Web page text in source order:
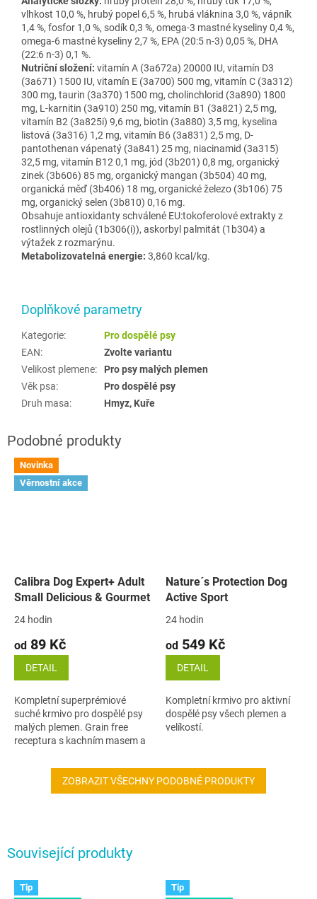
Související produkty
Tip
Tip
vlhkost 10,0 %, hrubý popel 6,5 %, hrubá vláknina 3,0 %, vápník
1,4 %, fosfor 1,0 %, sodík 0,3 %, omega-3 mastné kyseliny 0,4 %,
omega-6 mastné kyseliny 2,7 %, EPA (20:5 n-3) 0,05 %, DHA
(22:6 n-3) 0,1 %.
Nutriční složení: vitamín A (3a672a) 20000 IU, vitamín D3
(3a671) 1500 IU, vitamín E (3a700) 500 mg, vitamín C (3a312)
300 mg, taurin (3a370) 1500 mg, cholinchlorid (3a890) 1800
mg, L-karnitin (3a910) 250 mg, vitamín B1 (3a821) 2,5 mg,
vitamín B2 (3a825i) 9,6 mg, biotin (3a880) 3,5 mg, kyselina
listová (3a316) 1,2 mg, vitamín B6 (3a831) 2,5 mg, D-
pantothenan vápenatý (3a841) 25 mg, niacinamid (3a315)
32,5 mg, vitamín B12 0,1 mg, jód (3b201) 0,8 mg, organický
zinek (3b606) 85 mg, organický mangan (3b504) 40 mg,
organická měď (3b406) 18 mg, organickéželezo (3b106) 75
mg, organický selen (3b810) 0,16 mg.
Obsahuje antioxidanty schválené EU:tokoferolové extrakty z
rostlinných olejů (1b306(i)), askorbyl palmitát (1b304) a
výtažek z rozmarýnu.
Metabolizovatelná energie: 3,860 kcal/kg.
Doplňkové parametry
Kategorie:
Pro dospělé psy
EAN:
Zvolte variantu
Velikost plemene:
Pro psy malých plemen
Věk psa:
Pro dospělé psy
Druh masa: Hmyz, Kuře
Novinka
Věrnostní akce
Calibra Dog Expert+ Adult
Small Delicious & Gourmet
24 hodin
od 89 Kč
DETAIL
Kompletní superprémiové
suché krmivo pro dospělé psy
malých plemen. Grain free
receptura s kachním masem a
poskytuje vyváženou a
chutnou výživu...
Nature´s Protection Dog
Active Sport
24 hodin
od 549 Kč
DETAIL
Kompletní krmivo pro aktivní
dospělé psy všech plemen a
velíkostí.
ZOBRAZIT VŠECHNY PODOBNÉ PRODUKTY